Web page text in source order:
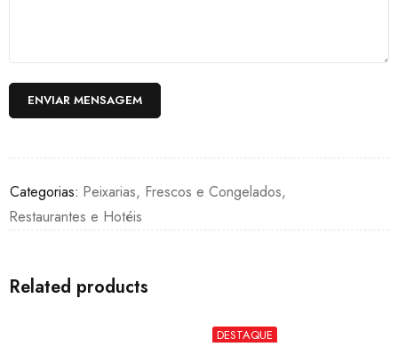
Categorias: Peixarias, Frescos e Congelados,
Restaurantes e Hotéis
Related products
DESTAQUE